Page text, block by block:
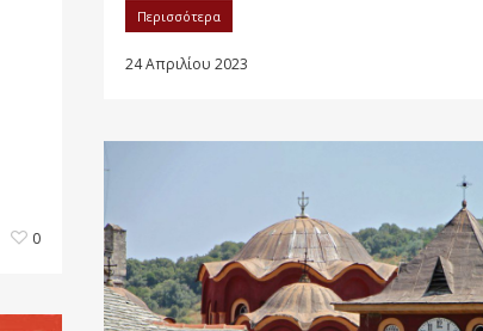
Περισσότερα
24 Απριλίου 2023
0